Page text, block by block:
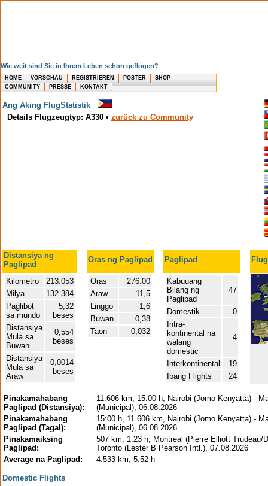
Wie weit sind Sie in Ihrem Leben schon geflogen?
HOME VORSCHAU REGISTRIEREN POSTER
SHOP
COMMUNITY
PRESSE KONTAKT
Ang Aking FlugStatistik
Details Flugzeugtyp: A330 • zurück zu Community
Distansiya ng
Paglipad
Oras ng Paglipad Paglipad
Kilometro
213.053
Milya
132.384
Paglibot
sa mundo
5,32
beses
Distansiya
Mula sa
Buwan
0,554
beses
Distansiya
Mula sa
Araw
0,0014
beses
Oras
276:00
Araw
11,5
Linggo
1,6
Buwan
0,38
Taon
0,032
Kabuuang
Bilang ng
Paglipad
47
Domestik
0
Intra-
kontinental na
walang
domestic
4
Interkontinental
19
Ibang Flights
24
Pinakamahabang
Paglipad (Distansiya):
11.606 km, 15:00 h, Nairobi (Jomo Kenyatta) -
(Municipal), 06.08.2026
Pinakamahabang
Paglipad (Tagal):
15:00 h, 11.606 km, Nairobi (Jomo Kenyatta) -
(Municipal), 06.08.2026
Pinakamaiksing
Paglipad:
507 km, 1:23 h, Montreal (Pierre Elliott Trudeau/
Toronto (Lester B Pearson Intl.), 07.08.2026
Average na Paglipad:
4.533 km, 5:52 h
Domestic Flights